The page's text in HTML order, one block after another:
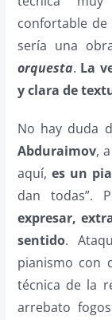
confortable
sería una
orquesta. La
y clara de
No hay duda
Abduraimov,
aquí, es un
dan todas”.
expresar,
sentido.
pianismo con
técnica de la
arrebato